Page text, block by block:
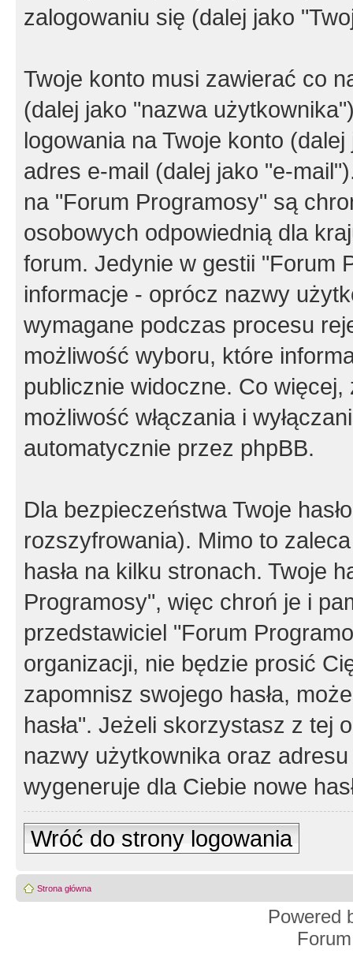
zalogowaniu się (dalej jako
Twoje konto musi zawierać co
(dalej jako "nazwa
logowania na Twoje konto
adres e-mail (dalej jako "e-
na "Forum Programosy" są
osobowych odpowiednią dla
forum. Jedynie w gestii "Forum
informacje - oprócz nazwy
wymagane podczas procesu
możliwość wyboru, które
publicznie widoczne. Co
możliwość włączania i
automatycznie przez phpBB.
Dla bezpieczeństwa Twoje
rozszyfrowania). Mimo to
hasła na kilku stronach. Twoje
Programosy", więc chroń je i
przedstawiciel "Forum
organizacji, nie będzie prosić
zapomnisz swojego hasła,
hasła". Jeżeli skorzystasz z tej
nazwy użytkownika oraz
wygeneruje dla Ciebie nowe
Wróć do strony logowania
Strona główna
Powered